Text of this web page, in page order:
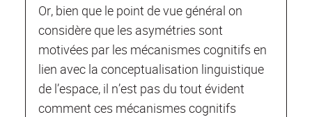
Or, bien que le point de vue général on
considère que les asymétries sont
motivées par les mécanismes cognitifs en
lien avec la conceptualisation linguistique
de l’espace, il n’est pas du tout évident
comment ces mécanismes cognitifs